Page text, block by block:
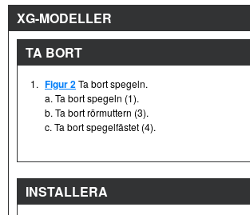
XG-MODELLER
TA BORT
1. Figur 2Ta bort spegeln.
a. Ta bort spegeln (1).
b. Ta bort rörmuttern (3).
c. Ta bort spegelfästet (4).
INSTALLERA